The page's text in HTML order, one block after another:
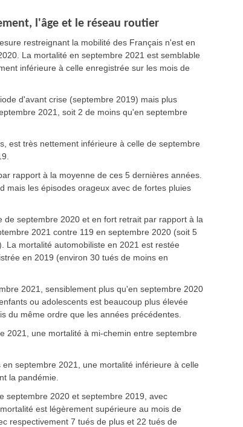
l'âge et le réseau routier
restreignant la mobilité des Français n'est en
La mortalité en septembre 2021 est semblable
inférieure à celle enregistrée sur les mois de
d'avant crise (septembre 2019) mais plus
2021, soit 2 de moins qu'en septembre
est très nettement inférieure à celle de septembre
rapport à la moyenne de ces 5 dernières années.
mais les épisodes orageux avec de fortes pluies
de septembre 2020 et en fort retrait par rapport à la
2021 contre 119 en septembre 2020 (soit 5
La mortalité automobiliste en 2021 est restée
en 2019 (environ 30 tués de moins en
2021, sensiblement plus qu'en septembre 2020
ou adolescents est beaucoup plus élevée
du même ordre que les années précédentes.
2021, une mortalité à mi-chemin entre septembre
septembre 2021, une mortalité inférieure à celle
la pandémie.
septembre 2020 et septembre 2019, avec
est légèrement supérieure au mois de
respectivement 7 tués de plus et 22 tués de